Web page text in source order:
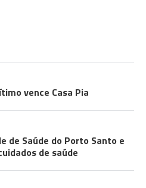
vence Casa Pia
de Saúde do Porto Santo e
de saúde